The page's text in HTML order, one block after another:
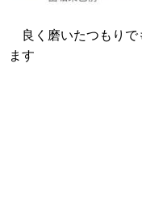
良く磨いたつもりで
ます